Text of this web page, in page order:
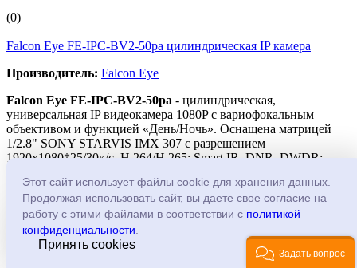
(0)
Falcon Eye FE-IPC-BV2-50pa цилиндрическая IP камера
Производитель: Falcon Eye
Falcon Eye FE-IPC-BV2-50pa - цилиндрическая,
универсальная IP видеокамера 1080P с вариофокальным
объективом и функцией «День/Ночь». Оснащена матрицей
1/2.8" SONY STARVIS IMX 307 с разрешением
1920х1080*25/30к/с. Н.264/H.265; Smart IR, DNR, DWDR;
подсветки до 50 метров; Протокол ONVIF, RTSP,
P2P;Встроенный микрофон; Поддержка карт microSD;
Мобильное приложение FE DVR 2.0 для Android/IOS;
Облачный сервис cloud2.falconeye.su.; DC12V, POE IEEE
802.3af; Материал корпуса: Металл.
Этот сайт использует файлы cookie для хранения данных.
Продолжая использовать сайт, вы даете свое согласие на
работу с этими файлами в соответствии с политикой
конфиденциальности
Принять cookies
Задать вопрос